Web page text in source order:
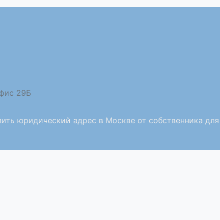
29Б
юридический адрес в Москве от собственника